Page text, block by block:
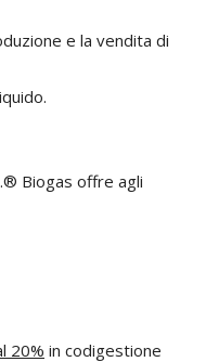
e la vendita di
Biogas offre agli
20% in codigestione